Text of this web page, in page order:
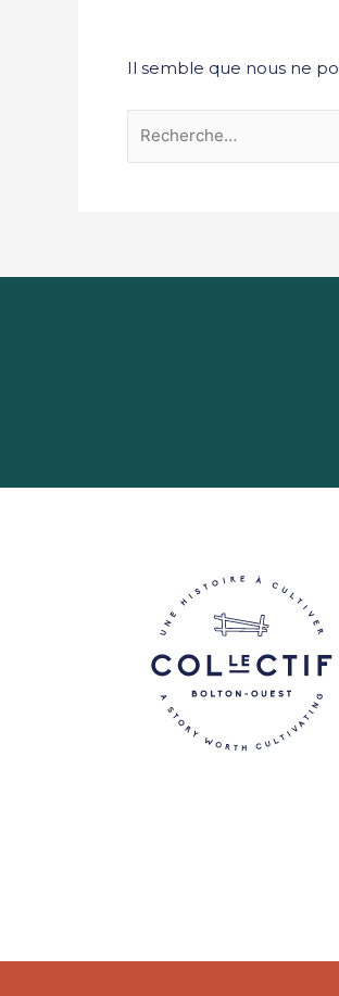
Il semble que nous ne